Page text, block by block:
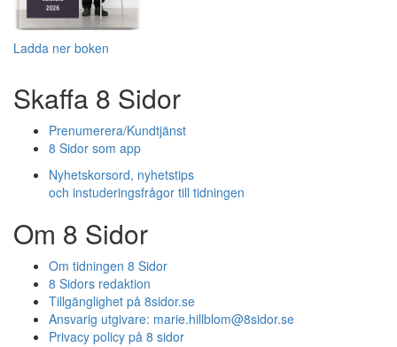
Ladda ner boken
Skaffa 8 Sidor
Prenumerera/Kundtjänst
8 Sidor som app
Nyhetskorsord, nyhetstips
och instuderingsfrågor till tidningen
Om 8 Sidor
Om tidningen 8 Sidor
8 Sidors redaktion
Tillgänglighet på 8sidor.se
Ansvarig utgivare: marie.hillblom@8sidor.se
Privacy policy på 8 sidor